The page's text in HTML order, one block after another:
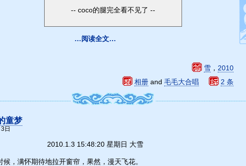
coco的腿完全看不见了
…阅读全文…
雪 ， 2010
2 条
相册 and 毛毛大合唱
童梦
日
2010.1.3 15:48:20 星期日 大雪
候，满怀期待地拉开窗帘，果然，漫天飞花。